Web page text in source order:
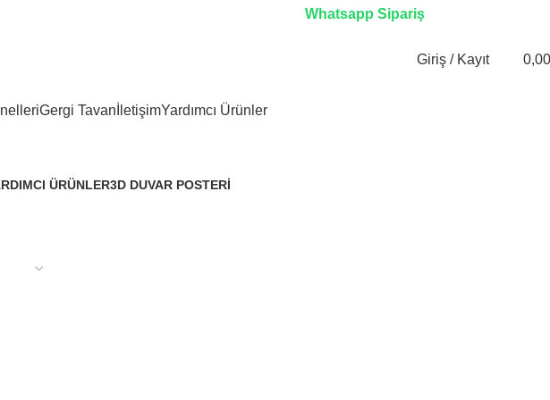
Whatsapp Sipariş
Giriş / Kayıt 0,00
Gergi Tavan İletişimYardımcı Ürünler
ÜRÜNLER3D DUVAR POSTERI